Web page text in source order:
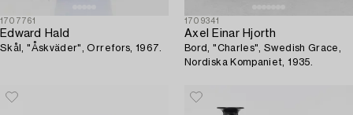
1707761
Edward Hald
Skål, "Åskväder", Orrefors, 1967.
1709341
Axel Einar Hjorth
Bord, "Charles", Swedish Grace,
Nordiska Kompaniet, 1935.